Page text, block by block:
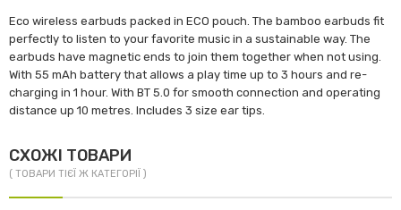
Eco wireless earbuds packed in ECO pouch. The bamboo earbuds fit
perfectly to listen to your favorite music in a sustainable way. The
earbuds have magnetic ends to join them together when not using.
With 55 mAh battery that allows a play time up to 3 hours and re-
charging in 1 hour. With BT 5.0 for smooth connection and operating
distance up 10 metres. Includes 3 size ear tips.
СХОЖІ ТОВАРИ
( ТОВАРИ ТІЄЇ Ж КАТЕГОРІЇ )